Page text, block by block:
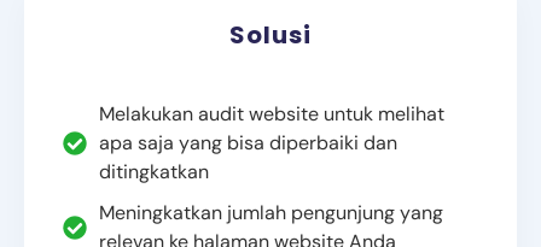
Solusi
Melakukan audit website untuk melihat
apa saja yang bisa diperbaiki dan
ditingkatkan
Meningkatkan jumlah pengunjung yang
relevan ke halaman website Anda